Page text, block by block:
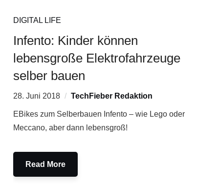
DIGITAL LIFE
Infento: Kinder können
lebensgroße Elektrofahrzeuge
selber bauen
28. Juni 2018 TechFieber Redaktion
EBikes zum Selberbauen Infento – wie Lego oder
Meccano, aber dann lebensgroß!
Read More